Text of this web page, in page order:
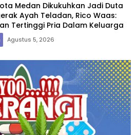
Medan Dikukuhkan Jadi Duta
Ayah Teladan, Rico Waas:
Tertinggi Pria Dalam Keluarga
Agustus 5, 2026